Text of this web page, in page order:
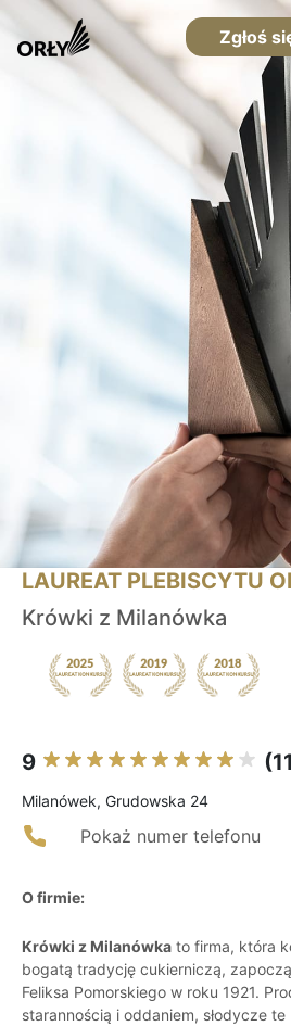
Zgłoś
LAUREAT PLEBISCYTU
Krówki z Milanówka
9
Milanówek, Grudowska 24
Pokaż numer telefonu
O firmie:
Krówki z Milanówka to firma, która
bogatą tradycję cukierniczą,
Feliksa Pomorskiego w roku 1921.
starannością i oddaniem, słodycze